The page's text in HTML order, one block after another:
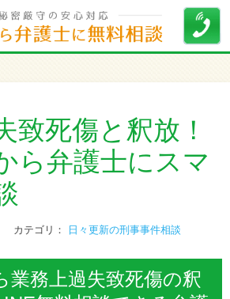
致死傷と釈放！
ら弁護士にスマ
カテゴリ： 日々更新の刑事事件相談
業務上過失致死傷の釈